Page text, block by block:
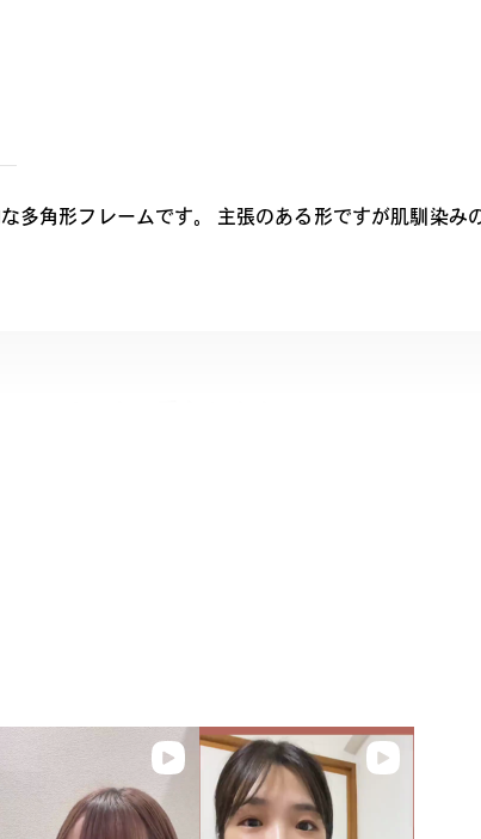
多角形フレームです。 主張のある形ですが肌馴染み